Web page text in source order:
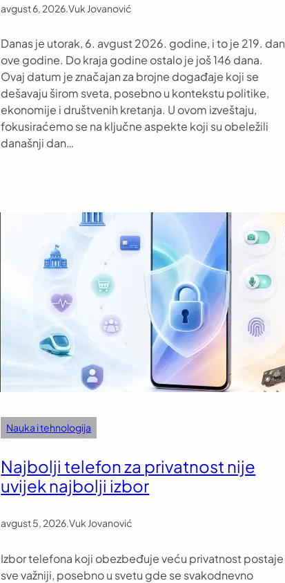
avgust 6, 2026.Vuk Jovanović
Danas je utorak, 6. avgust 2026. godine, i to je 219. dan
ove godine. Do kraja godine ostalo je još 146 dana.
Ovaj datum je značajan za brojne događaje koji se
dešavaju širom sveta, posebno u kontekstu politike,
ekonomije i društvenih kretanja. U ovom izveštaju,
fokusiraćemo se na ključne aspekte koji su obeležili
današnji dan…
Nauka i tehnologija
Najbolji telefon za privatnost nije
uvijek najbolji izbor
avgust 5, 2026.Vuk Jovanović
Izbor telefona koji obezbeđuje veću privatnost postaje
sve važniji, posebno u svetu gde se svakodnevno